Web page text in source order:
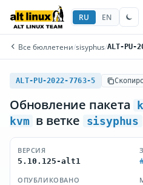
RU EN
Все бюллетени/sisyphus/ALT-PU-
ALT-PU-2022-7763-5
Обновление пакета
kvm в ветке sisyphus
ВЕРСИЯ
5.10.125-alt1
ОПУБЛИКОВАНО